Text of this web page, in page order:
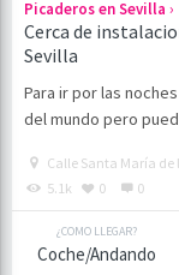
Picaderos en Sevilla ›
Cerca de
Sevilla
Para ir por las
del mundo pero
Calle Santa María de
5.1k
0 0
¿COMO LLEGAR?
Coche/Andando